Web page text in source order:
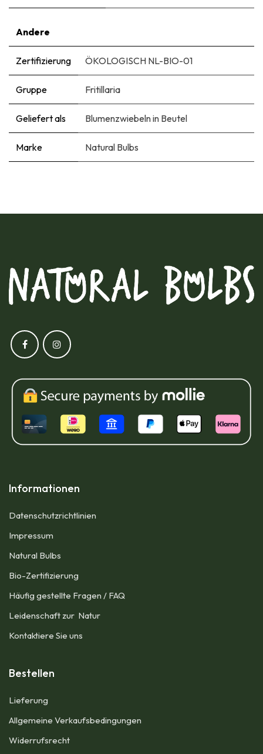
Andere
Zertifizierung ÖKOLOGISCH NL-BIO-01
Gruppe Fritillaria
Geliefert als Blumenzwiebeln in Beutel
Marke Natural Bulbs
Informationen
Datenschutzrichtlinien
Impressum​
Natural Bulbs
Bio-Zertifizierung
Häufig gestellte Fragen / FAQ
Leidenschaft zur Natur
Kontaktiere Sie uns
Bestellen
Lieferung
Allgemeine Verkaufsbedingungen​
Widerrufsrecht